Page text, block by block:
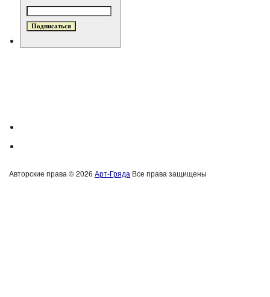
Авторские права © 2026 Арт-Гряда Все права защищены